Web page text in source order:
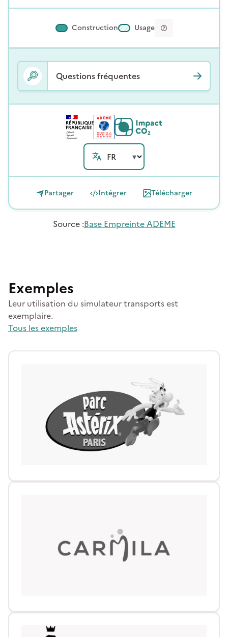
Construction Usage
Questions fréquentes
Partager Intégrer Télécharger
Source:Base Empreinte ADEME
Exemples
Leur utilisation du simulateur transports est
exemplaire.
Tous les exemples